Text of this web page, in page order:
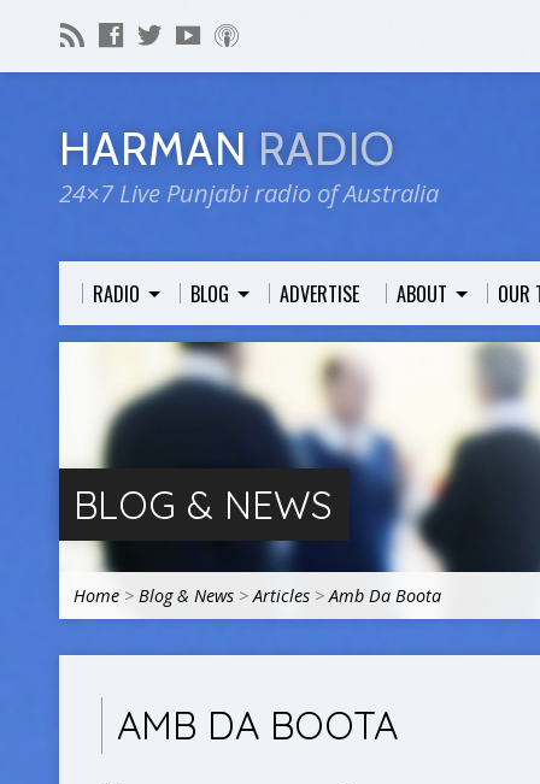
HARMAN RADIO
24×7 Live Punjabi radio of Australia
RADIO BLOG ADVERTISE ABOUT OUR
BLOG & NEWS
Home > Blog & News > Articles > Amb Da Boota
AMB DA BOOTA